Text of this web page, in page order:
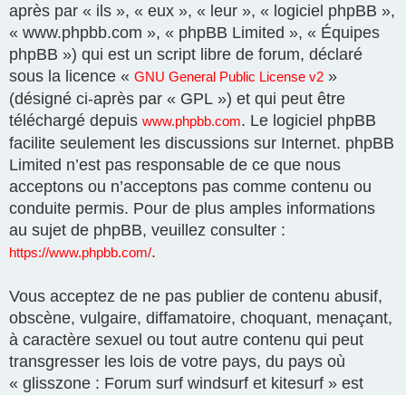
après par « ils », « eux », « leur », « logiciel phpBB »,
« www.phpbb.com », « phpBB Limited », « Équipes
phpBB ») qui est un script libre de forum, déclaré
sous la licence « GNU General Public License v2 »
(désigné ci-après par « GPL ») et qui peut être
téléchargé depuis www.phpbb.com. Le logiciel phpBB
facilite seulement les discussions sur Internet. phpBB
Limited n’est pas responsable de ce que nous
acceptons ou n’acceptons pas comme contenu ou
conduite permis. Pour de plus amples informations
au sujet de phpBB, veuillez consulter :
https://www.phpbb.com/.
Vous acceptez de ne pas publier de contenu abusif,
obscène, vulgaire, diffamatoire, choquant, menaçant,
à caractère sexuel ou tout autre contenu qui peut
transgresser les lois de votre pays, du pays où
« glisszone : Forum surf windsurf et kitesurf » est